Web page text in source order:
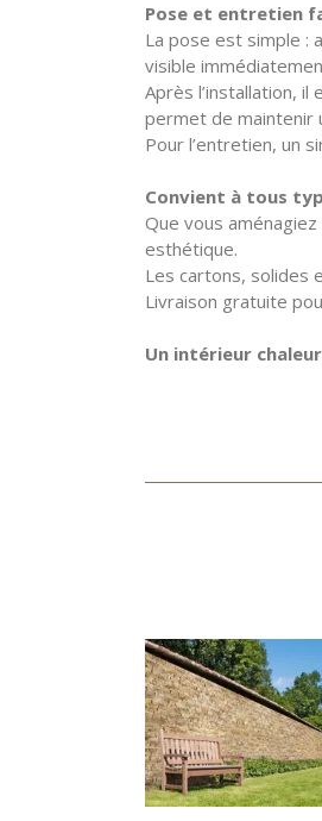
Pose et entretien
La pose est simple :
visible
Après l’installation,
permet de maintenir
Pour l’entretien, un
Convient à tous
Que vous
esthétique.
Les cartons, solides
Livraison gratuite
Un intérieur